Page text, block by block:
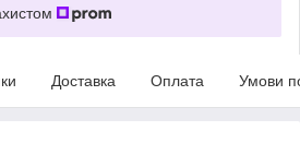
Доставка Оплата Умови